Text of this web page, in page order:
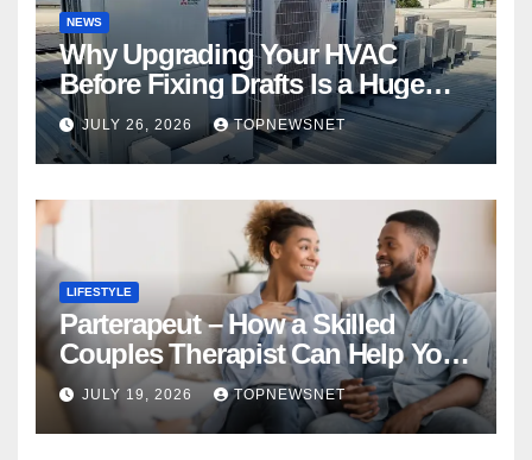
NEWS
Why Upgrading Your HVAC
Before Fixing Drafts Is a Huge
Financial Mistake
JULY 26, 2026 TOPNEWSNET
LIFESTYLE
Parterapeut – How a Skilled
Couples Therapist Can Help You
Rebuild Your Relationship
JULY 19, 2026 TOPNEWSNET